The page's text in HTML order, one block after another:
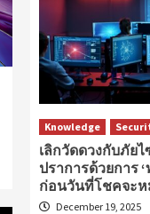
Knowledge
เลิกวัดดวงกับภัย
ปราการด้วยการ
ก่อนวันที่โชคจะห
December 19, 2025